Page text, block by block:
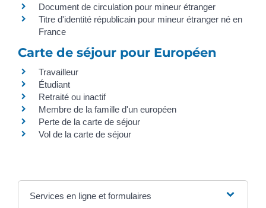
Document de circulation pour mineur étranger
Titre d'identité républicain pour mineur étranger né en
France
Carte de séjour pour Européen
Travailleur
Étudiant
Retraité ou inactif
Membre de la famille d'un européen
Perte de la carte de séjour
Vol de la carte de séjour
Services en ligne et formulaires